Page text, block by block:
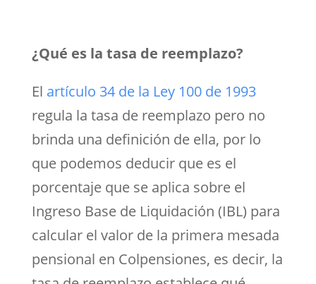
¿Qué es la tasa de reemplazo?
El artículo 34 de la Ley 100 de 1993
regula la tasa de reemplazo pero no
brinda una definición de ella, por lo
que podemos deducir que es el
porcentaje que se aplica sobre el
Ingreso Base de Liquidación (IBL) para
calcular el valor de la primera mesada
pensional en Colpensiones, es decir, la